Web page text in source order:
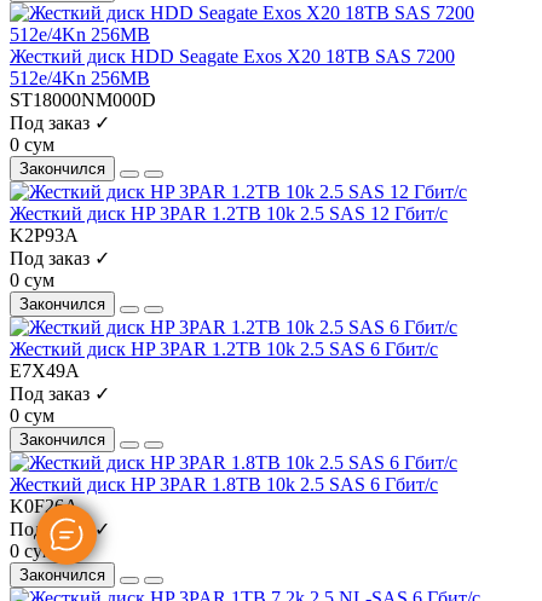
Жесткий диск HDD Seagate Exos X20 18TB SAS 7200
512e/4Kn 256MB
ST18000NM000D
Под заказ ✓
0 сум
Закончился
Жесткий диск HP 3PAR 1.2TB 10k 2.5 SAS 12 Гбит/с
K2P93A
Под заказ ✓
0 сум
Закончился
Жесткий диск HP 3PAR 1.2TB 10k 2.5 SAS 6 Гбит/с
E7X49A
Под заказ ✓
0 сум
Закончился
Жесткий диск HP 3PAR 1.8TB 10k 2.5 SAS 6 Гбит/с
K0F26A
Под заказ ✓
0 сум
Закончился